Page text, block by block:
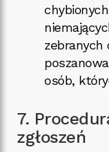
zebranych
osób,
7.
zgłoszeń